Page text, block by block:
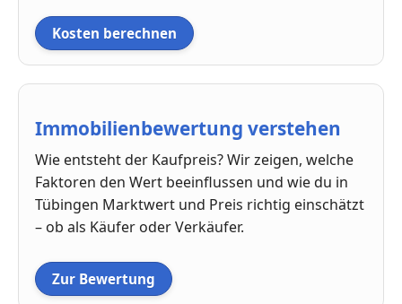
Kosten berechnen
Immobilienbewertung verstehen
Wie entsteht der Kaufpreis? Wir zeigen, welche
Faktoren den Wert beeinflussen und wie du in
Tübingen Marktwert und Preis richtig einschätzt
– ob als Käufer oder Verkäufer.
Zur Bewertung